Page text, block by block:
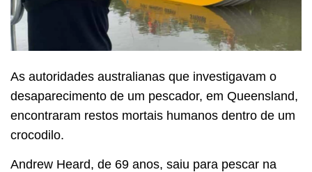
As autoridades australianas que investigavam o
desaparecimento de um pescador, em Queensland,
encontraram restos mortais humanos dentro de um
crocodilo.
Andrew Heard, de 69 anos, saiu para pescar na